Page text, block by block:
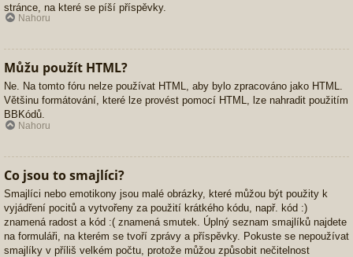
stránce, na které se píší příspěvky.
Nahoru
Můžu použít HTML?
Ne. Na tomto fóru nelze používat HTML, aby bylo zpracováno jako HTML.
Většinu formátování, které lze provést pomocí HTML, lze nahradit použitím
BBKódů.
Nahoru
Co jsou to smajlíci?
Smajlíci nebo emotikony jsou malé obrázky, které můžou být použity k
vyjádření pocitů a vytvořeny za použití krátkého kódu, např. kód :)
znamená radost a kód :( znamená smutek. Úplný seznam smajlíků najdete
na formuláři, na kterém se tvoří zprávy a příspěvky. Pokuste se nepoužívat
smajlíky v příliš velkém počtu, protože můžou způsobit nečitelnost